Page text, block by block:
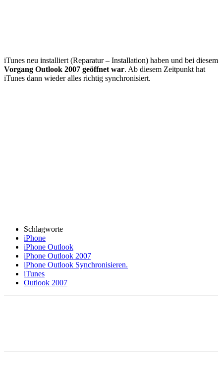
iTunes neu installiert (Reparatur – Installation) haben und bei diesem
Vorgang Outlook 2007 geöffnet war. Ab diesem Zeitpunkt hat
iTunes dann wieder alles richtig synchronisiert.
Schlagworte
iPhone
iPhone Outlook
iPhone Outlook 2007
iPhone Outlook Synchronisieren.
iTunes
Outlook 2007